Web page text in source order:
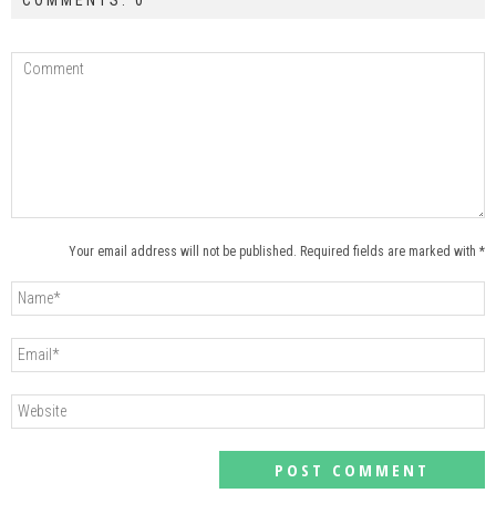
Your email address will not be published. Required fields are marked with *